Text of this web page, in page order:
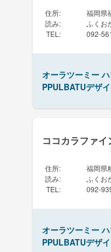
住所:
福岡県
読み:
ふくお
TEL : 092-
オーラツーミー
PPULBATUデザ
ココカラファ
住所:
福岡県
読み:
ふくお
TEL : 092-
オーラツーミー
PPULBATUデザ